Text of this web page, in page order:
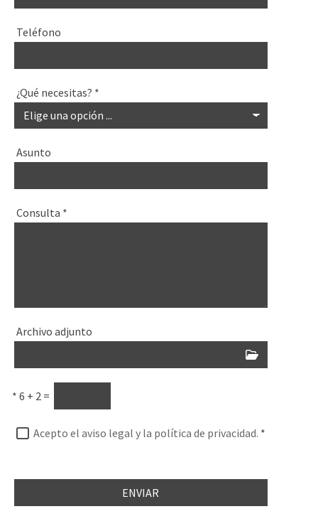
Teléfono
¿Qué necesitas? *
Asunto
Consulta *
Archivo adjunto
* 6 + 2 =
Acepto el aviso legal y la política de privacidad. *
ENVIAR